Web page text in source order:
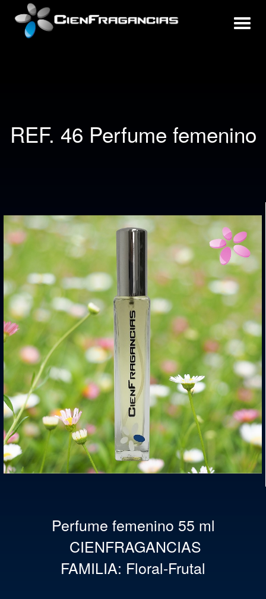
REF. 46 Perfume femenino
Perfume femenino 55 ml
CIENFRAGANCIAS
FAMILIA: Floral-Frutal